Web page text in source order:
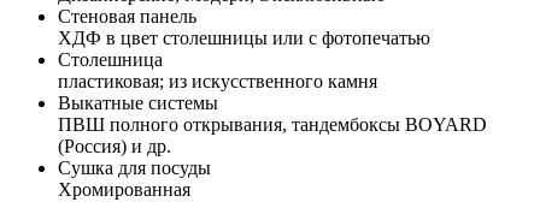
Стеновая панель
ХДФ в цвет столешницы или с фотопечатью
Столешница
пластиковая; из искусственного камня
Выкатные системы
ПВШ полного открывания, тандембоксы BOYARD
(Россия) и др.
Сушка для посуды
Хромированная